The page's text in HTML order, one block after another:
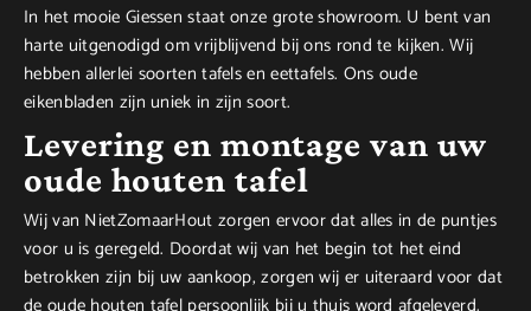
In het mooie Giessen staat onze grote showroom. U bent van
harte uitgenodigd om vrijblijvend bij ons rond te kijken. Wij
hebben allerlei soorten tafels en eettafels. Ons oude
eikenbladen zijn uniek in zijn soort.
Levering en montage van uw
oude houten tafel
Wij van NietZomaarHout zorgen ervoor dat alles in de puntjes
voor u is geregeld. Doordat wij van het begin tot het eind
betrokken zijn bij uw aankoop, zorgen wij er uiteraard voor dat
de oude houten tafel persoonlijk bij u thuis word afgeleverd.